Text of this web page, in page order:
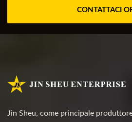
CONTATTACI
Jin Sheu, come principale